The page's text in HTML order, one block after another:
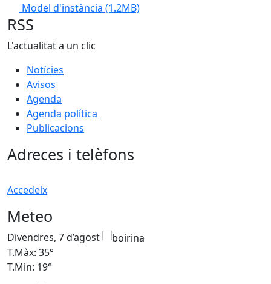
Model d'instància (1.2MB)
RSS
L'actualitat a un clic
Notícies
Avisos
Agenda
Agenda política
Publicacions
Adreces i telèfons
Accedeix
Meteo
Divendres, 7 d’agost
T.Màx: 35°
T.Min: 19°